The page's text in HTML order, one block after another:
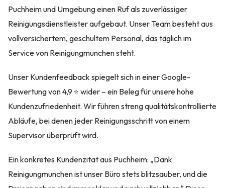
Puchheim und Umgebung einen Ruf als zuverlässiger
Reinigungsdienstleister aufgebaut. Unser Team besteht aus
vollversichertem, geschultem Personal, das täglich im
Service von Reinigungmunchen steht.
Unser Kundenfeedback spiegelt sich in einer Google-
Bewertung von 4,9 ⭐ wider – ein Beleg für unsere hohe
Kundenzufriedenheit. Wir führen streng qualitätskontrollierte
Abläufe, bei denen jeder Reinigungsschritt von einem
Supervisor überprüft wird.
Ein konkretes Kundenzitat aus Puchheim: „Dank
Reinigungmunchen ist unser Büro stets blitzsauber, und die